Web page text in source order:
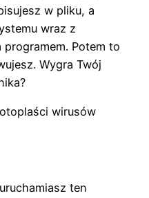
w pliku, a
wraz z
Potem to
Wygra Twój
wirusów
ten